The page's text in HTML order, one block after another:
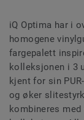
iQ Optima har i
homogene
fargepalett
kolleksjonen i 3
kjent for sin
og øker
kombineres med